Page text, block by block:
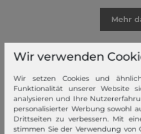
Mehr
Ihre
Premiumversand, Große
schneller
Wir verwenden
Wir setzen Cookies und
Funktionalität unserer Website
analysieren und Ihre
personalisierter Werbung sowohl
Drittseiten zu verbessern. Mit
stimmen Sie der Verwendung von